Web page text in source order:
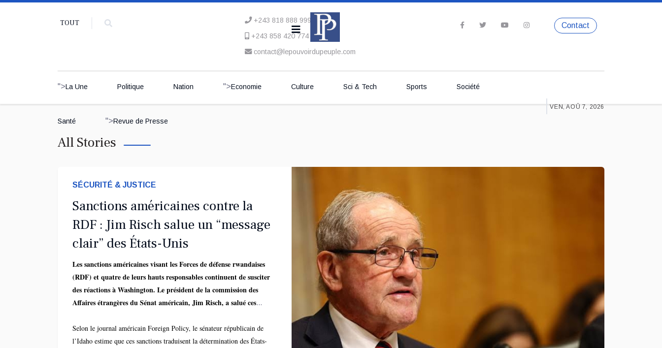
TOUT
+243 818 888 999
+243 858 420 774
contact@lepouvoirdupeuple.com
Contact
">La Une Politique Nation ">Economie Culture Sci & Tech Sports Société
Santé ">Revue de Presse
VEN, AOÛ 7, 2026
All Stories
SÉCURITÉ & JUSTICE
Sanctions américaines contre la
RDF : Jim Risch salue un “message
clair” des États-Unis
Les sanctions américaines visant les Forces de défense rwandaises
(RDF) et quatre de leurs hauts responsables continuent de susciter
des réactions à Washington. Le président de la commission des
Affaires étrangères du Sénat américain, Jim Risch, a salué ces
impliqués dans la crise sécuritaire à l’Est de la République
démocratique du Congo.
Selon le journal américain Foreign Policy, le sénateur républicain de
l’Idaho estime que ces sanctions traduisent la détermination des États-